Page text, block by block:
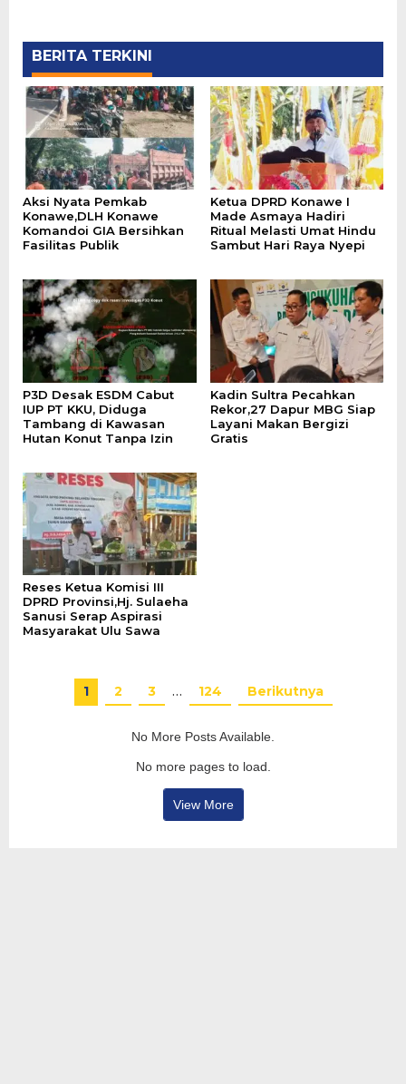
BERITA TERKINI
Aksi Nyata Pemkab
Konawe,DLH Konawe
Komandoi GIA Bersihkan
Fasilitas Publik
Ketua DPRD Konawe I
Made Asmaya Hadiri
Ritual Melasti Umat Hindu
Sambut Hari Raya Nyepi
P3D Desak ESDM Cabut
IUP PT KKU, Diduga
Tambang di Kawasan
Hutan Konut Tanpa Izin
Kadin Sultra Pecahkan
Rekor,27 Dapur MBG Siap
Layani Makan Bergizi
Gratis
Reses Ketua Komisi III
DPRD Provinsi,Hj. Sulaeha
Sanusi Serap Aspirasi
Masyarakat Ulu Sawa
1 2 3 … 124 Berikutnya
No More Posts Available.
No more pages to load.
View More